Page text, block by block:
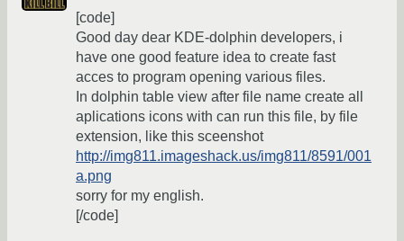
[code]
Good day dear KDE-dolphin developers, i
have one good feature idea to create fast
acces to program opening various files.
In dolphin table view after file name create all
aplications icons with can run this file, by file
extension, like this sceenshot
http://img811.imageshack.us/img811/8591/001
a.png
sorry for my english.
[/code]